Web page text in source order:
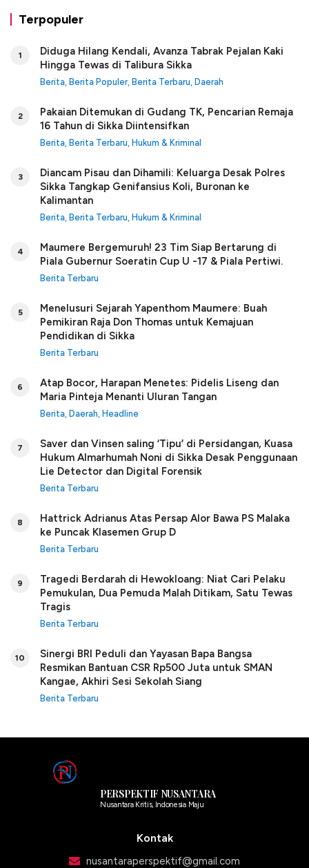
Terpopuler
1
Diduga Hilang Kendali, Avanza Tabrak Pejalan Kaki
Hingga Tewas di Talibura Sikka
Berita Berita Populer, Berita Terbaru Daerah
2
Pakaian Ditemukan di Gudang TK, Pencarian Remaja
16 Tahun di Sikka Diintensifkan
Berita Berita Terbaru Hukum & Kriminal
3
Diancam Pisau dan Dihamili: Keluarga Desak Polres
Sikka Tangkap Genifansius Koli, Buronan ke
Kalimantan
Berita Berita Terbaru Hukum & Kriminal
4
Maumere Bergemuruh! 23 Tim Siap Bertarung di
Piala Gubernur Soeratin Cup U -17 & Piala Pertiwi.
Berita Terbaru
5
Menelusuri Sejarah Yapenthom Maumere: Buah
Pemikiran Raja Don Thomas untuk Kemajuan
Pendidikan di Sikka
Berita Terbaru
6
Atap Bocor, Harapan Menetes: Pidelis Liseng dan
Maria Pinteja Menanti Uluran Tangan
Berita Daerah Headline
7
Saver dan Vinsen saling ‘Tipu’ di Persidangan, Kuasa
Hukum Almarhumah Noni di Sikka Desak Penggunaan
Lie Detector dan Digital Forensik
Berita Terbaru
8
Hattrick Adrianus Atas Persap Alor Bawa PS Malaka
ke Puncak Klasemen Grup D
Berita Terbaru
9
Tragedi Berdarah di Hewokloang: Niat Cari Pelaku
Pemukulan, Dua Pemuda Malah Ditikam, Satu Tewas
Tragis
Berita Terbaru
10
Sinergi BRI Peduli dan Yayasan Bapa Bangsa
Resmikan Bantuan CSR Rp500 Juta untuk SMAN
Kangae, Akhiri Sesi Sekolah Siang
Berita Terbaru
PERSPEKTIF NUSANTARA
Nusantara Kritis, Indonesia Maju
Kontak
nusantaraperspektif@gmail.com